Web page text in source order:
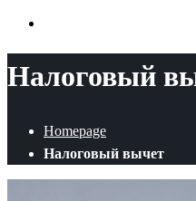
Налоговый
Homepage
Налоговый вычет